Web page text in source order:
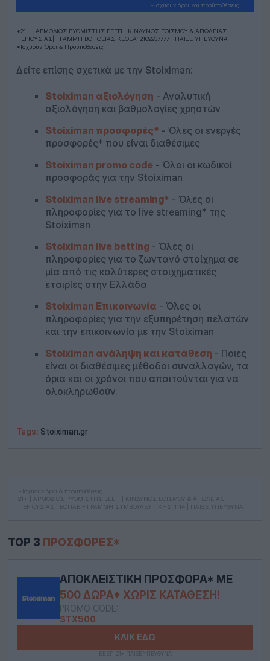
*Iσχύουν όροι και προϋποθέσεις
*21+ | ΑΡΜΟΔΙΟΣ ΡΥΘΜΙΣΤΗΣ ΕΕΕΠ | ΚΙΝΔΥΝΟΣ ΕΘΙΣΜΟΥ & ΑΠΩΛΕΙΑΣ
ΠΕΡΙΟΥΣΙΑΣ| ΓΡΑΜΜΗ ΒΟΗΘΕΙΑΣ ΚΕΘΕΑ: 2109237777 | ΠΑΙΞΕ ΥΠΕΥΘΥΝΑ
*Ισχύουν Όροι & Προϋποθέσεις
Δείτε επίσης σχετικά με την Stoiximan:
Stoiximan αξιολόγηση - Αναλυτική
αξιολόγηση και βαθμολογίες χρηστών
Stoiximan προσφορές* - Όλες οι ενεργές
προσφορές* που είναι διαθέσιμες
Stoiximan promo code- Όλοι οι κωδικοί
προσφοράς για την Stoiximan
Stoiximan live streaming* - Όλες οι
πληροφορίες για το live streaming* της
Stoiximan
Stoiximan live betting- Όλες οι
πληροφορίες για το ζωντανό στοίχημα σε
μία από τις καλύτερες στοιχηματικές
εταιρίες στην Ελλάδα
Stoiximan Επικοινωνία - Όλες οι
πληροφορίες για την εξυπηρέτηση πελατών
και την επικοινωνία με την Stoiximan
Stoiximan ανάληψη και κατάθεση - Ποιες
είναι οι διαθέσιμες μέθοδοι συναλλαγών, τα
όρια και οι χρόνοι που απαιτούνται για να
ολοκληρωθούν.
Tags: Stoiximan.gr
*Ισχύουν όροι & προυποθέσεις
21+ | ΑΡΜΟΔΙΟΣ ΡΥΘΜΙΣΤΗΣ ΕΕΕΠ | ΚΙΝΔΥΝΟΣ ΕΘΙΣΜΟΥ & ΑΠΩΛΕΙΑΣ
ΠΕΡΙΟΥΣΙΑΣ | ΕΟΠΑΕ – ΓΡΑΜΜΗ ΣΥΜΒΟΥΛΕΥΤΙΚΗΣ: 1114 | ΠΑΙΞΕ ΥΠΕΥΘΥΝΑ
TOP 3 ΠΡΟΣΦΟΡΈΣ*
ΑΠΟΚΛΕΙΣΤΙΚΉ ΠΡΟΣΦΟΡΆ* ΜΕ
500 ΔΏΡΑ* ΧΩΡΊΣ ΚΑΤΆΘΕΣΗ!
PROMO CODE:
STX500
ΕΕΕΠ|21+|ΠΑΙΞΕ ΥΠΕΥΘΥΝΑ
ΚΛΙΚ ΕΔΩ